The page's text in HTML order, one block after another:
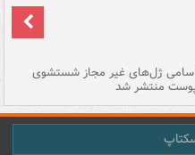
اسامی ژل‌های غیر مجاز شستشوی
منتشر شد